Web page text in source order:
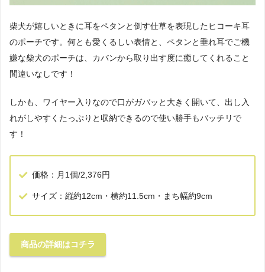
柴犬が嬉しいときに耳をペタンと倒す仕草を表現したヒコーキ耳
のポーチです。何とも愛くるしい表情と、ペタンと垂れ耳でご機
嫌な柴犬のポーチは、カバンから取り出す度に癒してくれること
間違いなしです！
しかも、ワイヤー入りなので口がガバッと大きく開いて、出し入
れがしやすくたっぷりと収納できるので使い勝手もバッチリで
す！
価格：月1個/2,376円
サイズ：縦約12cm・横約11.5cm・まち幅約9cm
商品の詳細はコチラ